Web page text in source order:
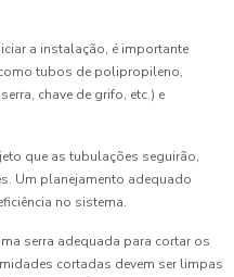
a instalação, é importante
tubos de polipropileno,
chave de grifo, etc.) e
que as tubulações seguirão,
Um planejamento adequado
no sistema.
serra adequada para cortar os
cortadas devem ser limpas